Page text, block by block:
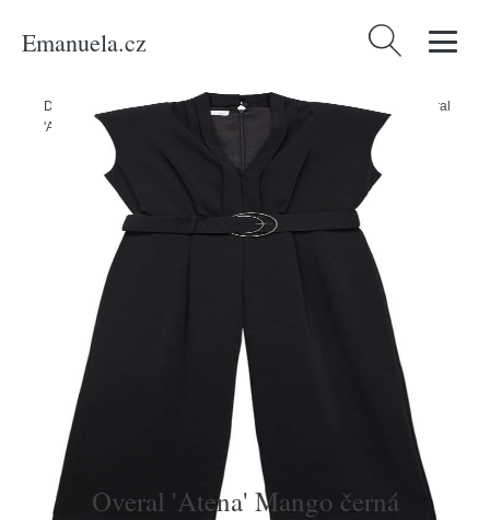
Emanuela.cz Vyhledávání
Domů Produkty/Ženy/ Oblečení/Overaly /Dlouhé overaly
Overal
'Atena' Mango černá
Overal 'Atena' Mango černá